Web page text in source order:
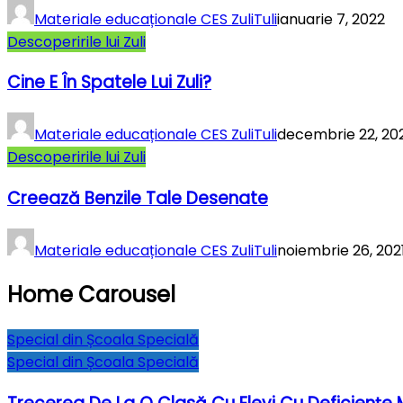
Materiale educaționale CES ZuliTuliianuarie 7, 2022
Descoperirile lui Zuli
Cine E În Spatele Lui Zuli?
Materiale educaționale CES ZuliTulidecembrie 22,
Descoperirile lui Zuli
Creează Benzile Tale Desenate
Materiale educaționale CES ZuliTulinoiembrie 26,
Home Carousel
Special din Școala Specială
Special din Școala Specială